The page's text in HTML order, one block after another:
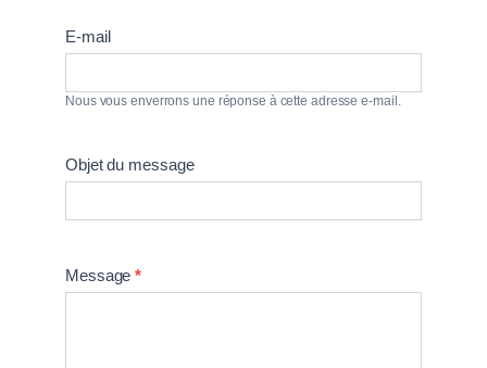
E-mail
Nous vous enverrons une réponse à cette adresse e-mail.
Objet du message
Message*